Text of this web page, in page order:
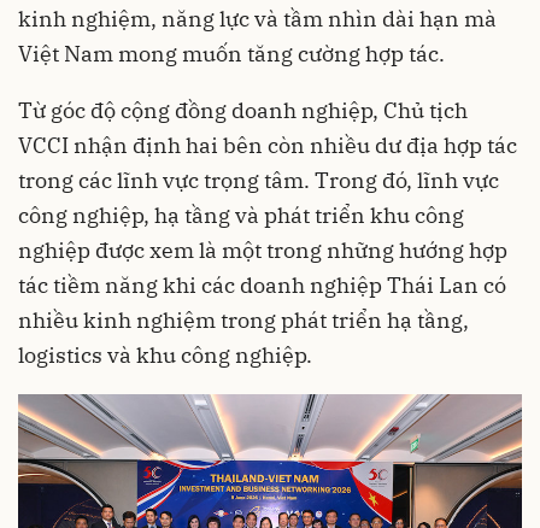
kinh nghiệm, năng lực và tầm nhìn dài hạn mà
Việt Nam mong muốn tăng cường hợp tác.
Từ góc độ cộng đồng doanh nghiệp, Chủ tịch
VCCI nhận định hai bên còn nhiều dư địa hợp tác
trong các lĩnh vực trọng tâm. Trong đó, lĩnh vực
công nghiệp, hạ tầng và phát triển khu công
nghiệp được xem là một trong những hướng hợp
tác tiềm năng khi các doanh nghiệp Thái Lan có
nhiều kinh nghiệm trong phát triển hạ tầng,
logistics và khu công nghiệp.